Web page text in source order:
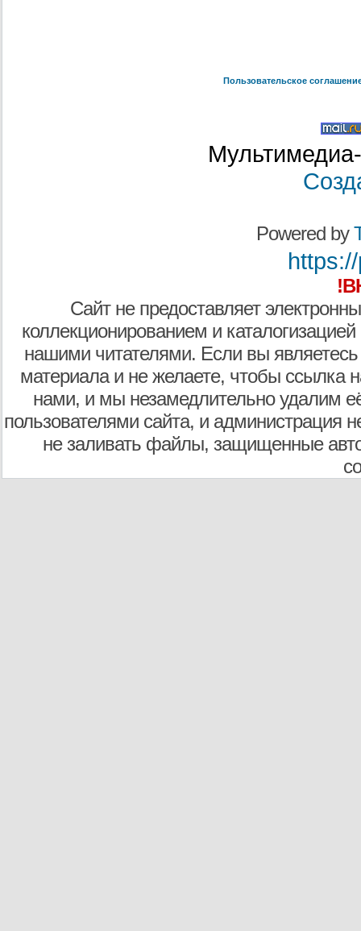
Пользовательское
Powered by
Сайт не предоставляет
коллекционированием и
нашими читателями. Если вы являетесь
материала и не желаете, чтобы ссылка
нами, и мы незамедлительно удалим
пользователями сайта, и администрация
не заливать файлы, защищенные